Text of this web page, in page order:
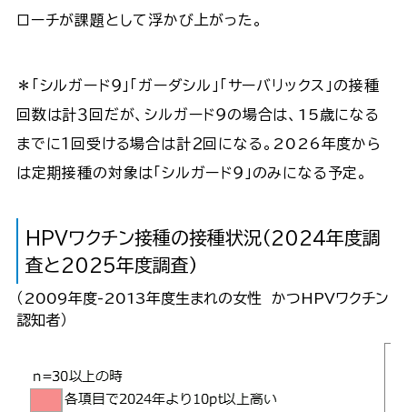
ローチが課題として浮かび上がった。
＊「シルガード９」「ガーダシル」「サーバリックス」の接種
回数は計３回だが、シルガード９の場合は、15歳になる
までに１回受ける場合は計２回になる。2026年度から
は定期接種の対象は「シルガード９」のみになる予定。
HPVワクチン接種の接種状況（2024年度調
査と2025年度調査）
（2009年度-2013年度生まれの女性 かつHPVワクチン
認知者）